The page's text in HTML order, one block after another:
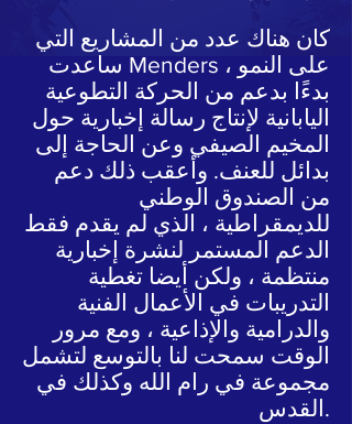
كان هناك عدد من المشاريع التي
ساعدت Menders على النمو ،
بدءًا بدعم من الحركة التطوعية
اليابانية لإنتاج رسالة إخبارية حول
المخيم الصيفي وعن الحاجة إلى
بدائل للعنف. وأعقب ذلك دعم
من الصندوق الوطني
للديمقراطية ، الذي لم يقدم فقط
الدعم المستمر لنشرة إخبارية
منتظمة ، ولكن أيضا تغطية
التدريبات في الأعمال الفنية
والدرامية والإذاعية ، ومع مرور
الوقت سمحت لنا بالتوسع لتشمل
مجموعة في رام الله وكذلك في
القدس.